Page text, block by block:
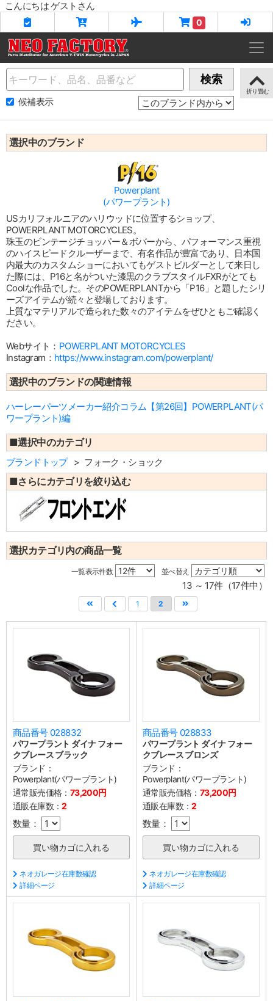
こんにちは ゲストさん
0
Name 検索
候補表示
選択中のブランド
Powerplant
(パワープラント)
USカリフォルニアのハリウッドに位置するショップ、
POWERPLANT MOTORCYCLES。
珠玉のビンテージチョッパー＆ボバーから、パフォーマンス重視
のハイスピードクルーザーまで、有名作品が豊富であり、日本国
内最大のカスタムショーにおいてもゲストビルダーとして来日し
た際には、P16と名がついた漆黒のクラブスタイルFXRがとても
Coolな作品でした。そのPOWERPLANTから「P16」と題したシリ
ーズアイテムが続々と登場しております。
上質なマテリアルで造られた数々のアイテムをぜひともご確認く
ださい。
Webサイト： POWERPLANT MOTORCYCLES
Instagram： https://www.instagram.com/powerplant/
選択中のブランドの関連情報
ハーレーパーツメーカー紹介コラム【第26回】POWERPLANT(パ
ワープラント)編
■選択中のカテゴリ
ブランドトップ フォーク・ショック
■さらにカテゴリを絞り込む
選択カテゴリ内の商品一覧
一覧表示件数 並べ替え
13 ～ 17件（17件中）
1 2
商品番号 028832
パワープラント ダイナ フォー
クブレース ブラック
ブランド：
Powerplant(パワープラント)
通常販売価格： 73,200円
通販在庫数：2
数量：
ネオガレージ在庫数確認
詳細ページ
商品番号 028833
パワープラント ダイナ フォー
クブレース ブロンズ
ブランド：
Powerplant(パワープラント)
通常販売価格： 73,200円
通販在庫数：2
数量：
ネオガレージ在庫数確認
詳細ページ